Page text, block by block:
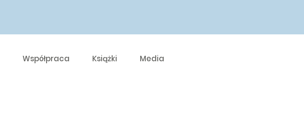
Współpraca Książki Media